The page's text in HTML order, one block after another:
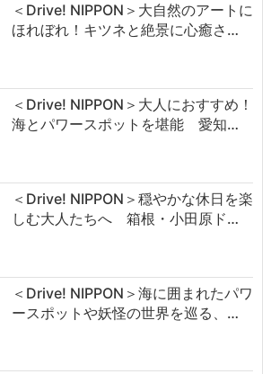
＜Drive! NIPPON＞大自然のアートに
ほれぼれ！キツネと絶景に心癒さ…
＜Drive! NIPPON＞大人におすすめ！
海とパワースポットを堪能 愛知…
＜Drive! NIPPON＞穏やかな休日を楽
しむ大人たちへ 箱根・小田原ド…
＜Drive! NIPPON＞海に囲まれたパワ
ースポットや妖怪の世界を巡る、…